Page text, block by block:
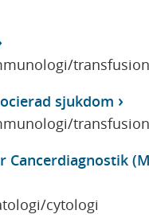
sjukdom
Cancerdiagnostik
cytologi